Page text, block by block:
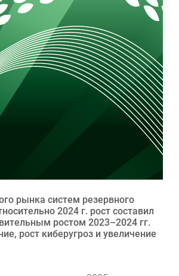
рынка систем резервного
2024 г. рост составил
ростом 2023–2024 гг.
рост киберугроз и увеличение